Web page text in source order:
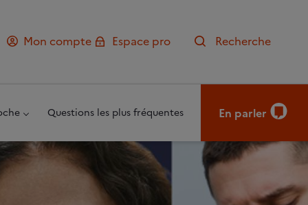
Mon compte Espace pro Recherche
Questions les plus fréquentes En parler